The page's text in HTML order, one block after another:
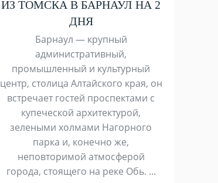
ИЗ ТОМСКА В БАРНАУЛ НА 2
ДНЯ
Барнаул — крупный
административный,
промышленный и культурный
центр, столица Алтайского края, он
встречает гостей проспектами с
купеческой архитектурой,
зелеными холмами Нагорного
парка и, конечно же,
неповторимой атмосферой
города, стоящего на реке Обь. ...